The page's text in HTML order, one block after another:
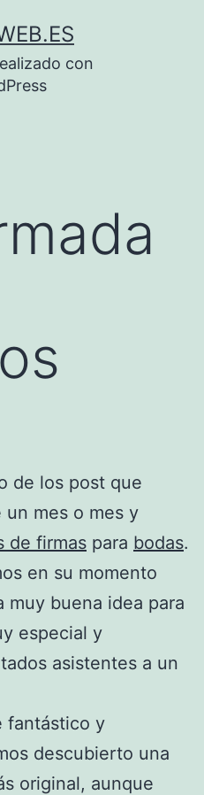
con
de los post que
un mes o mes y
de firmas para bodas.
en su momento
muy buena idea para
especial y
asistentes a un
fantástico y
descubierto una
original, aunque